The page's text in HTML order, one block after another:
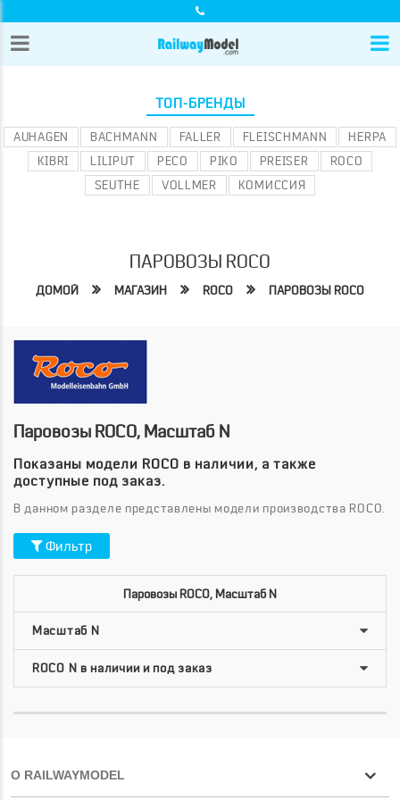
ТОП-БРЕНДЫ
AUHAGEN BACHMANN FALLER FLEISCHMANN
HERPA
KIBRI
LILIPUT PECO PIKO PREISER
ROCO
SEUTHE
VOLLMER КОМИССИЯ
ПАРОВОЗЫ ROCO
ДОМОЙ МАГАЗИН ROCO ПАРОВОЗЫ ROCO
Паровозы ROCO, Масштаб N
Показаны модели ROCO в наличии, а также
доступные под заказ.
В данном разделе представлены модели производства ROCO.
Фильтр
Паровозы ROCO, Масштаб N
О RAILWAYMODEL